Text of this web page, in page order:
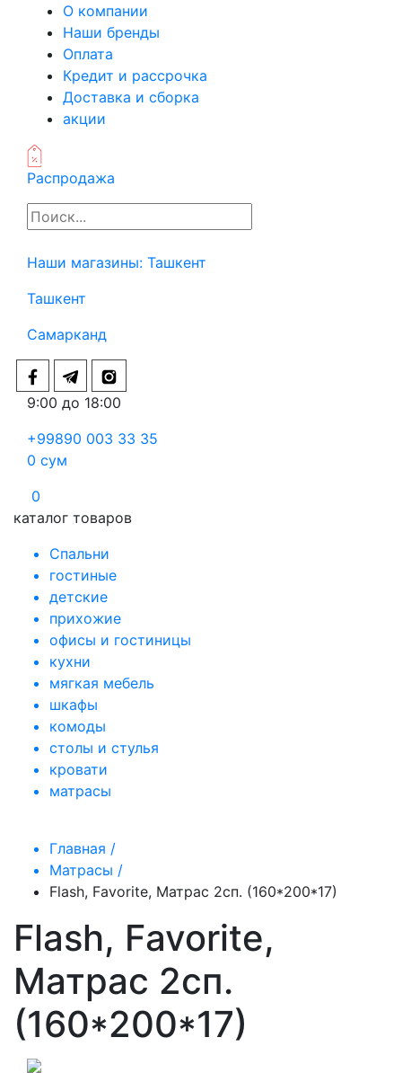
О компании
Наши бренды
Оплата
Кредит и рассрочка
Доставка и сборка
акции
Распродажа
Наши магазины: Ташкент
Ташкент
Самарканд
9:00 до 18:00
+99890 003 33 35
0 сум
0
каталог товаров
Спальни
гостиные
детские
прихожие
офисы и гостиницы
кухни
мягкая мебель
шкафы
комоды
столы и стулья
кровати
матрасы
Главная /
Матрасы /
Flash, Favorite, Матрас 2сп. (160*200*17)
Flash, Favorite,
Матрас 2сп.
(160*200*17)